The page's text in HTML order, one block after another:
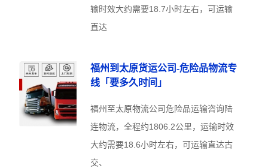
输时效大约需要18.7小时左右，可运输
直达
福州到太原货运公司-危险品物流专
线「要多久时间」
福州至太原物流公司危险品运输咨询陆
连物流，全程约1806.2公里，运输时效
大约需要18.6小时左右，可运输直达古
交、